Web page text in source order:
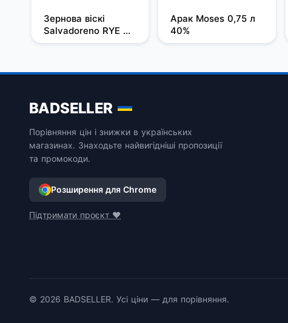
Зернова віскі
Salvadoreno RYE
0,7л 50%
Арак Moses 0,75 л
40%
BADSELLER
Порівняння цін і знижки в українських
магазинах. Знаходьте найвигідніші пропозиції
та промокоди.
Розширення для Chrome
Підтримати проєкт ❤️
© 2026 BADSELLER. Усі ціни — для порівняння.